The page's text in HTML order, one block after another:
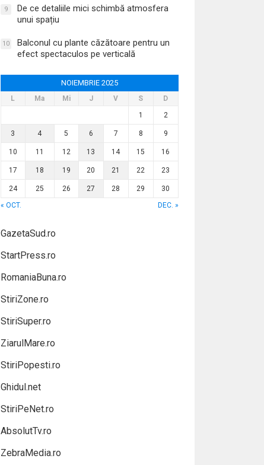
9
De ce detaliile mici schimbă atmosfera
unui spațiu
10
Balconul cu plante căzătoare pentru un
efect spectaculos pe verticală
NOIEMBRIE 2025
L Ma Mi J V S
D
1
2
3 4 5 6 7 8 9
10 11 12 13 14 15 16
17 18 19 20 21 22 23
24 25 26 27 28 29
30
« OCT.
DEC. »
GazetaSud.ro
StartPress.ro
RomaniaBuna.ro
StiriZone.ro
StiriSuper.ro
ZiarulMare.ro
StiriPopesti.ro
Ghidul.net
StiriPeNet.ro
AbsolutTv.ro
ZebraMedia.ro